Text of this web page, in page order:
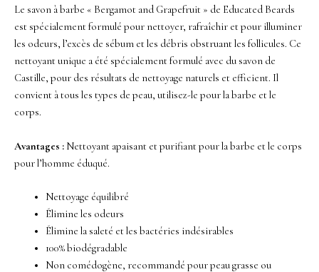
Le savon à barbe « Bergamot and Grapefruit » de Educated Beards
est spécialement formulé pour nettoyer, rafraîchir et pour illuminer
les odeurs, l’excès de sébum et les débris obstruant les follicules. Ce
nettoyant unique a été spécialement formulé avec du savon de
Castille, pour des résultats de nettoyage naturels et efficient. Il
convient à tous les types de peau, utilisez-le pour la barbe et le
corps.
Avantages : Nettoyant apaisant et purifiant pour la barbe et le corps
pour l’homme éduqué.
Nettoyage équilibré
Élimine les odeurs
Élimine la saleté et les bactéries indésirables
100% biodégradable
Non comédogène, recommandé pour peau grasse ou